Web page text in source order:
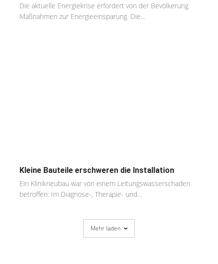
Die aktuelle Energiekrise erfordert von der Bevölkerung
Maßnahmen zur Energieeinsparung. Die...
Kleine Bauteile erschweren die Installation
Ein Klinikneubau war von einem Leitungswasserschaden
betroffen: Im Diagnose-, Therapie- und...
Mehr laden